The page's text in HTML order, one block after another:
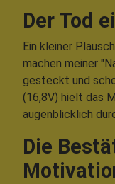
Der Tod
Ein kleiner
machen meiner
gesteckt und
(16,8V) hielt das
augenblicklich
Die